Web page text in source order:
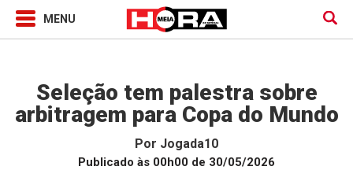
Seleção tem palestra sobre
arbitragem para Copa do Mundo
Por Jogada10
Publicado às 00h00 de 30/05/2026